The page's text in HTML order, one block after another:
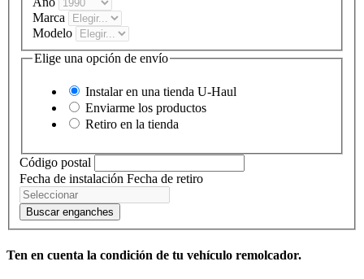
Marca
Modelo
Elige una opción de envío
Instalar en una tienda U-Haul
Enviarme los productos
Retiro en la tienda
Código postal
Fecha de instalación Fecha de retiro
Buscar enganches
Ten en cuenta la condición de tu vehículo remolcador.